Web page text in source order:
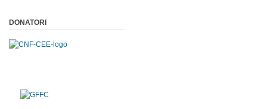
DONATORI